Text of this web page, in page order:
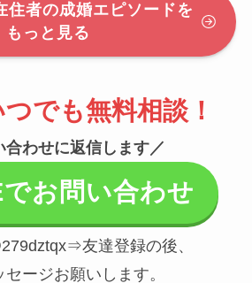
住者の成婚エピソードを
もっと見る
でも無料相談！
合わせに返信します／
お問い合わせ
友達登録の後、
ージお願いします。